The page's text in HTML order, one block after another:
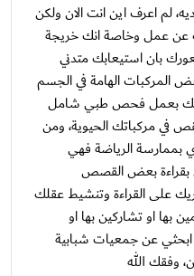
لم اعرف اين انت الان ولكن
عن عمل وخاصة انك خريجة
بان استيعابك متدني
المركبات الهامة في الجسم
بعمل فحص طبي شامل
في مركباتك الحيوية، ومن
بممارسة الرياضة فهي
بقراءة بعض القصص
على القراءة وتنشيط عقلك
بها او تشاركين بها او
عن جمعيات شبابية
وفقك الله